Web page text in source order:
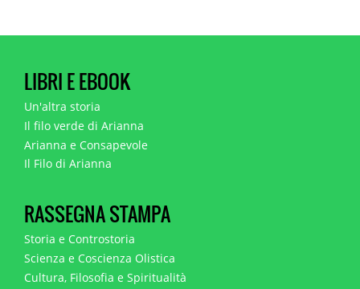
LIBRI E EBOOK
Un'altra storia
Il filo verde di Arianna
Arianna e Consapevole
Il Filo di Arianna
RASSEGNA STAMPA
Storia e Controstoria
Scienza e Coscienza Olistica
Cultura, Filosofia e Spiritualità